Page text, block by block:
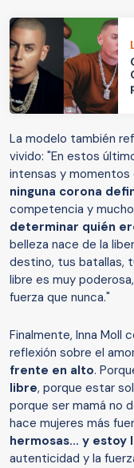
La modelo también
vivido: "En estos
intensas y momentos
ninguna corona
competencia y
determinar quién
belleza nace de la
destino, tus batallas,
libre es muy
fuerza que nunca."
Finalmente, Inna Moll
reflexión sobre el
frente en alto.
libre, porque estar
porque ser mamá no
hace mujeres más
hermosas… y estoy
autenticidad y la